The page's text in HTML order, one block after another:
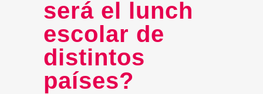
será el lunch
escolar de
distintos
países?